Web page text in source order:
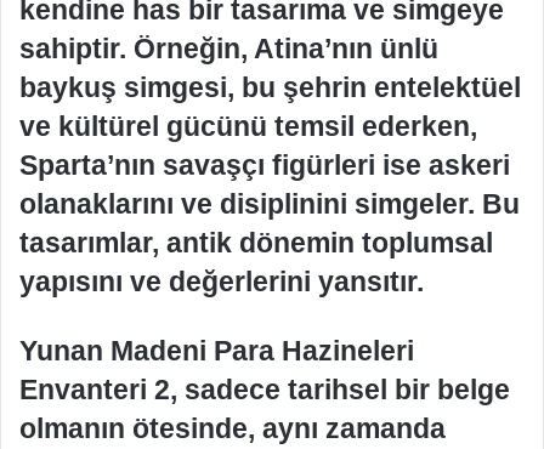
kendine has bir tasarıma ve simgeye
sahiptir. Örneğin, Atina’nın ünlü
baykuş simgesi, bu şehrin entelektüel
ve kültürel gücünü temsil ederken,
Sparta’nın savaşçı figürleri ise askeri
olanaklarını ve disiplinini simgeler. Bu
tasarımlar, antik dönemin toplumsal
yapısını ve değerlerini yansıtır.
Yunan Madeni Para Hazineleri
Envanteri 2, sadece tarihsel bir belge
olmanın ötesinde, aynı zamanda